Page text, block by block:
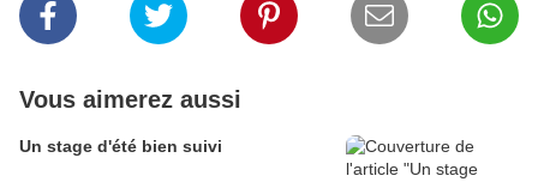
Vous aimerez aussi
Un stage d'été bien suivi